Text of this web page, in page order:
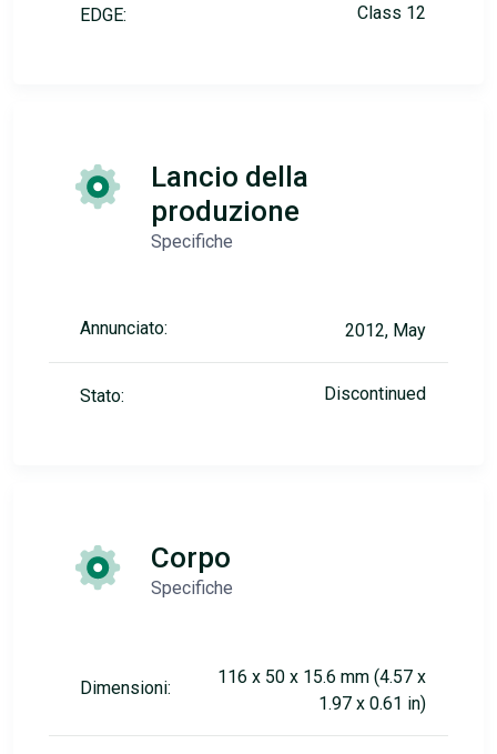
EDGE: Class 12
Lancio della
produzione
Specifiche
Annunciato: 2012, May
Stato: Discontinued
Corpo
Specifiche
Dimensioni:
116 x 50 x 15.6 mm (4.57 x
1.97 x 0.61 in)